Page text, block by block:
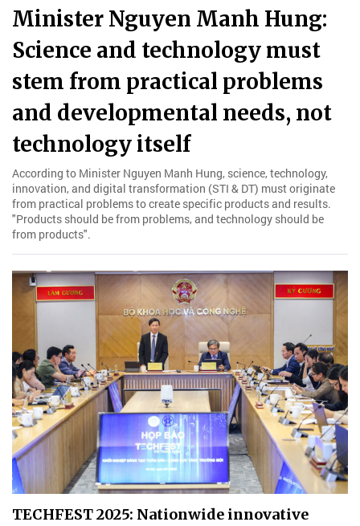
Minister Nguyen Manh Hung:
Science and technology must
stem from practical problems
and developmental needs, not
technology itself
According to Minister Nguyen Manh Hung, science, technology,
innovation, and digital transformation (STI & DT) must originate
from practical problems to create specific products and results.
"Products should be from problems, and technology should be
from products".
TECHFEST 2025: Nationwide innovative